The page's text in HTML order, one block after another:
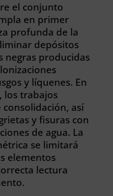
el conjunto
en primer
profunda de la
depósitos
negras producidas
y líquenes. En
los trabajos
así
y fisuras con
de agua. La
se limitará
elementos
lectura